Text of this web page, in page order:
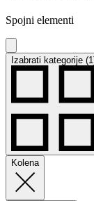
Spojni elementi
Izabrati kategorije
Kolena